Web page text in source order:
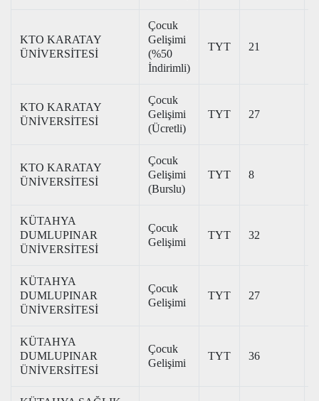
KTO KARATAY
ÜNİVERSİTESİ
Çocuk
Gelişimi
(%50
İndirimli)
TYT 21
KTO KARATAY
ÜNİVERSİTESİ
Çocuk
Gelişimi
(Ücretli)
TYT 27
KTO KARATAY
ÜNİVERSİTESİ
Çocuk
Gelişimi
(Burslu)
TYT 8
KÜTAHYA
DUMLUPINAR
ÜNİVERSİTESİ
Çocuk
Gelişimi
TYT 32
KÜTAHYA
DUMLUPINAR
ÜNİVERSİTESİ
Çocuk
Gelişimi
TYT 27
KÜTAHYA
DUMLUPINAR
ÜNİVERSİTESİ
Çocuk
Gelişimi
TYT 36